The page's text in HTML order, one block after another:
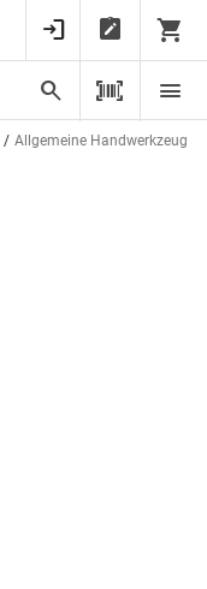
Allgemeine Handwerkzeuge